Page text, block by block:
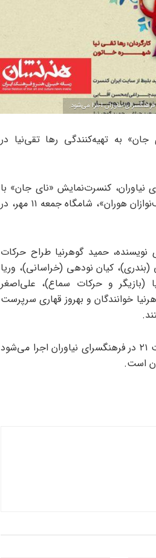
نیاوران اجرا می‌شود.
به تهیه‌کنندگی رها تقی‌نیا در
نیاوران، کنسرت‌نمایش «نای جان» با
اجرای حرکات فولکلور اقوام ایرانی و همراهی گروه «دف‌نوازان هوران»، شامگاه جمعه ۱۱ مهر، در
نویسنده، حمید گوهرنیا طراح حرکات
(بندری)، کیان نودهی (خراسانی)، وریا
و حرکات سماع)، علی‌اصغر
خوانندگان و بهروز قهاری سرپرست
کنسرت‌نمایش «نای جان»، جمعه یازدهم مهر، از ساعت ۲۱ در فرهنگسرای نیاوران اجرا می‌شود
است.